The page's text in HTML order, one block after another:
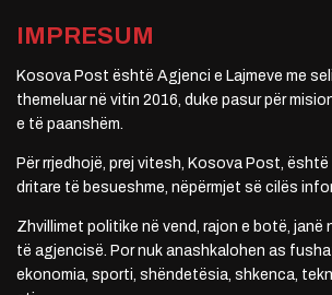
IMPRESUM
Kosova Post është Agjenci e Lajmeve me
themeluar në vitin 2016, duke pasur për
e të paanshëm.
Për rrjedhojë, prej vitesh, Kosova Post, është
dritare të besueshme, nëpërmjet së cilës
Zhvillimet politike në vend, rajon e botë, janë
të agjencisë. Por nuk anashkalohen as
ekonomia, sporti, shëndetësia, shkenca,